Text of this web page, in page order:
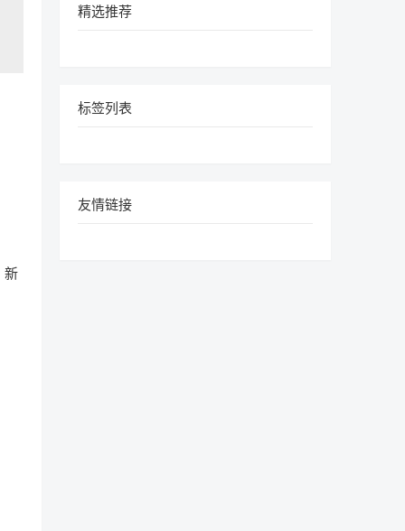
新
精选推荐
标签列表
友情链接